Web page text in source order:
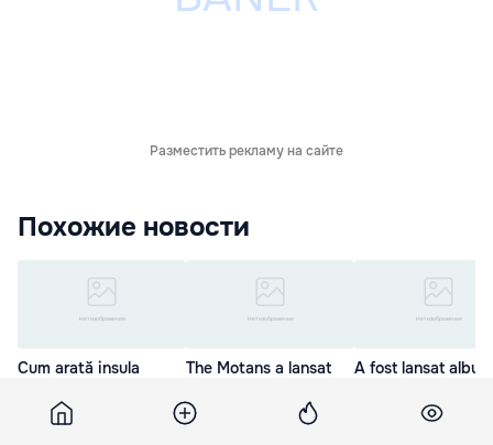
Разместить рекламу на сайте
Похожие новости
Cum arată insula
interpret Dan Bălan
The Motans a lansat
București
A fost lansat
Marii Uniri de la